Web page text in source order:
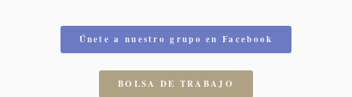
Únete a nuestro grupo en Facebook
BOLSA DE TRABAJO